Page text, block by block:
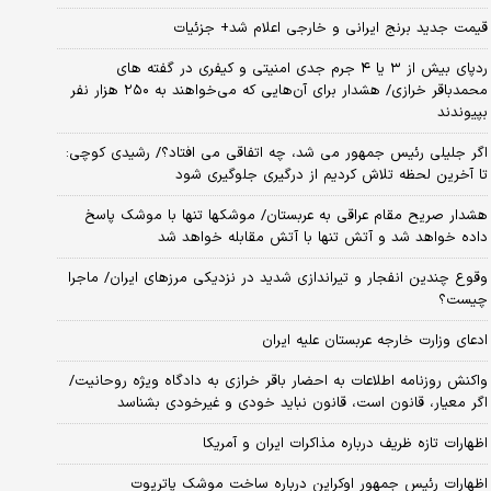
قیمت جدید برنج ایرانی و خارجی اعلام شد+ جزئیات
ردپای بیش از ۳ یا ۴ جرم جدی امنیتی و کیفری در گفته های
محمدباقر خرازی/ هشدار برای آن‌هایی که می‌خواهند به ۲۵۰ هزار نفر
بپیوندند
اگر جلیلی رئیس جمهور می شد، چه اتفاقی می افتاد؟/ رشیدی کوچی:
تا آخرین لحظه تلاش کردیم از درگیری جلوگیری شود
هشدار صریح مقام عراقی به عربستان/ موشکها تنها با موشک پاسخ
داده خواهد شد و آتش تنها با آتش مقابله خواهد شد
وقوع چندین انفجار و تیراندازی شدید در نزدیکی مرز‌های ایران/ ماجرا
چیست؟
ادعای وزارت خارجه عربستان علیه ایران
واکنش روزنامه اطلاعات به احضار باقر خرازی به دادگاه ویژه روحانیت/
اگر معیار، قانون است، قانون نباید خودی و غیرخودی بشناسد
اظهارات تازه ظریف درباره مذاکرات ایران و آمریکا
اظهارات رئیس جمهور اوکراین درباره ساخت موشک پاتریوت